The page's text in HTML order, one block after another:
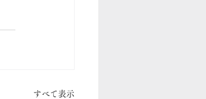
すべて表示